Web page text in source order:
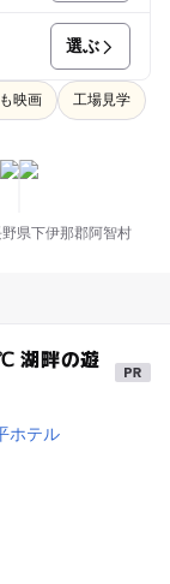
選ぶ
映画 工場見学
県下伊那郡阿智村
湖畔の遊